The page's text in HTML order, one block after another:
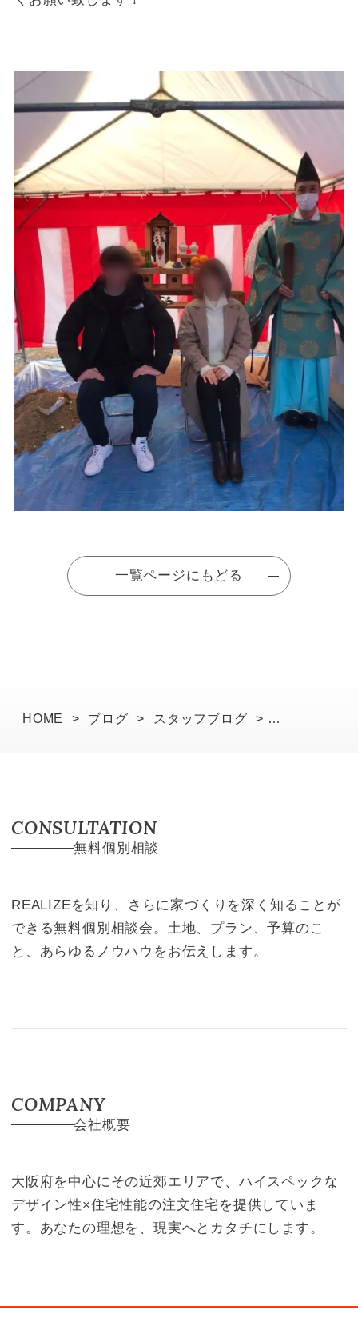
一覧ページにもどる
HOME > ブログ > スタッフブログ
>
CONSULTATION
無料個別相談
REALIZEを知り、さらに家づくりを深く知ることが
できる無料個別相談会。土地、プラン、予算のこ
と、あらゆるノウハウをお伝えします。
COMPANY
会社概要
大阪府を中心にその近郊エリアで、ハイスペックな
デザイン性×住宅性能の注文住宅を提供していま
す。あなたの理想を、現実へとカタチにします。